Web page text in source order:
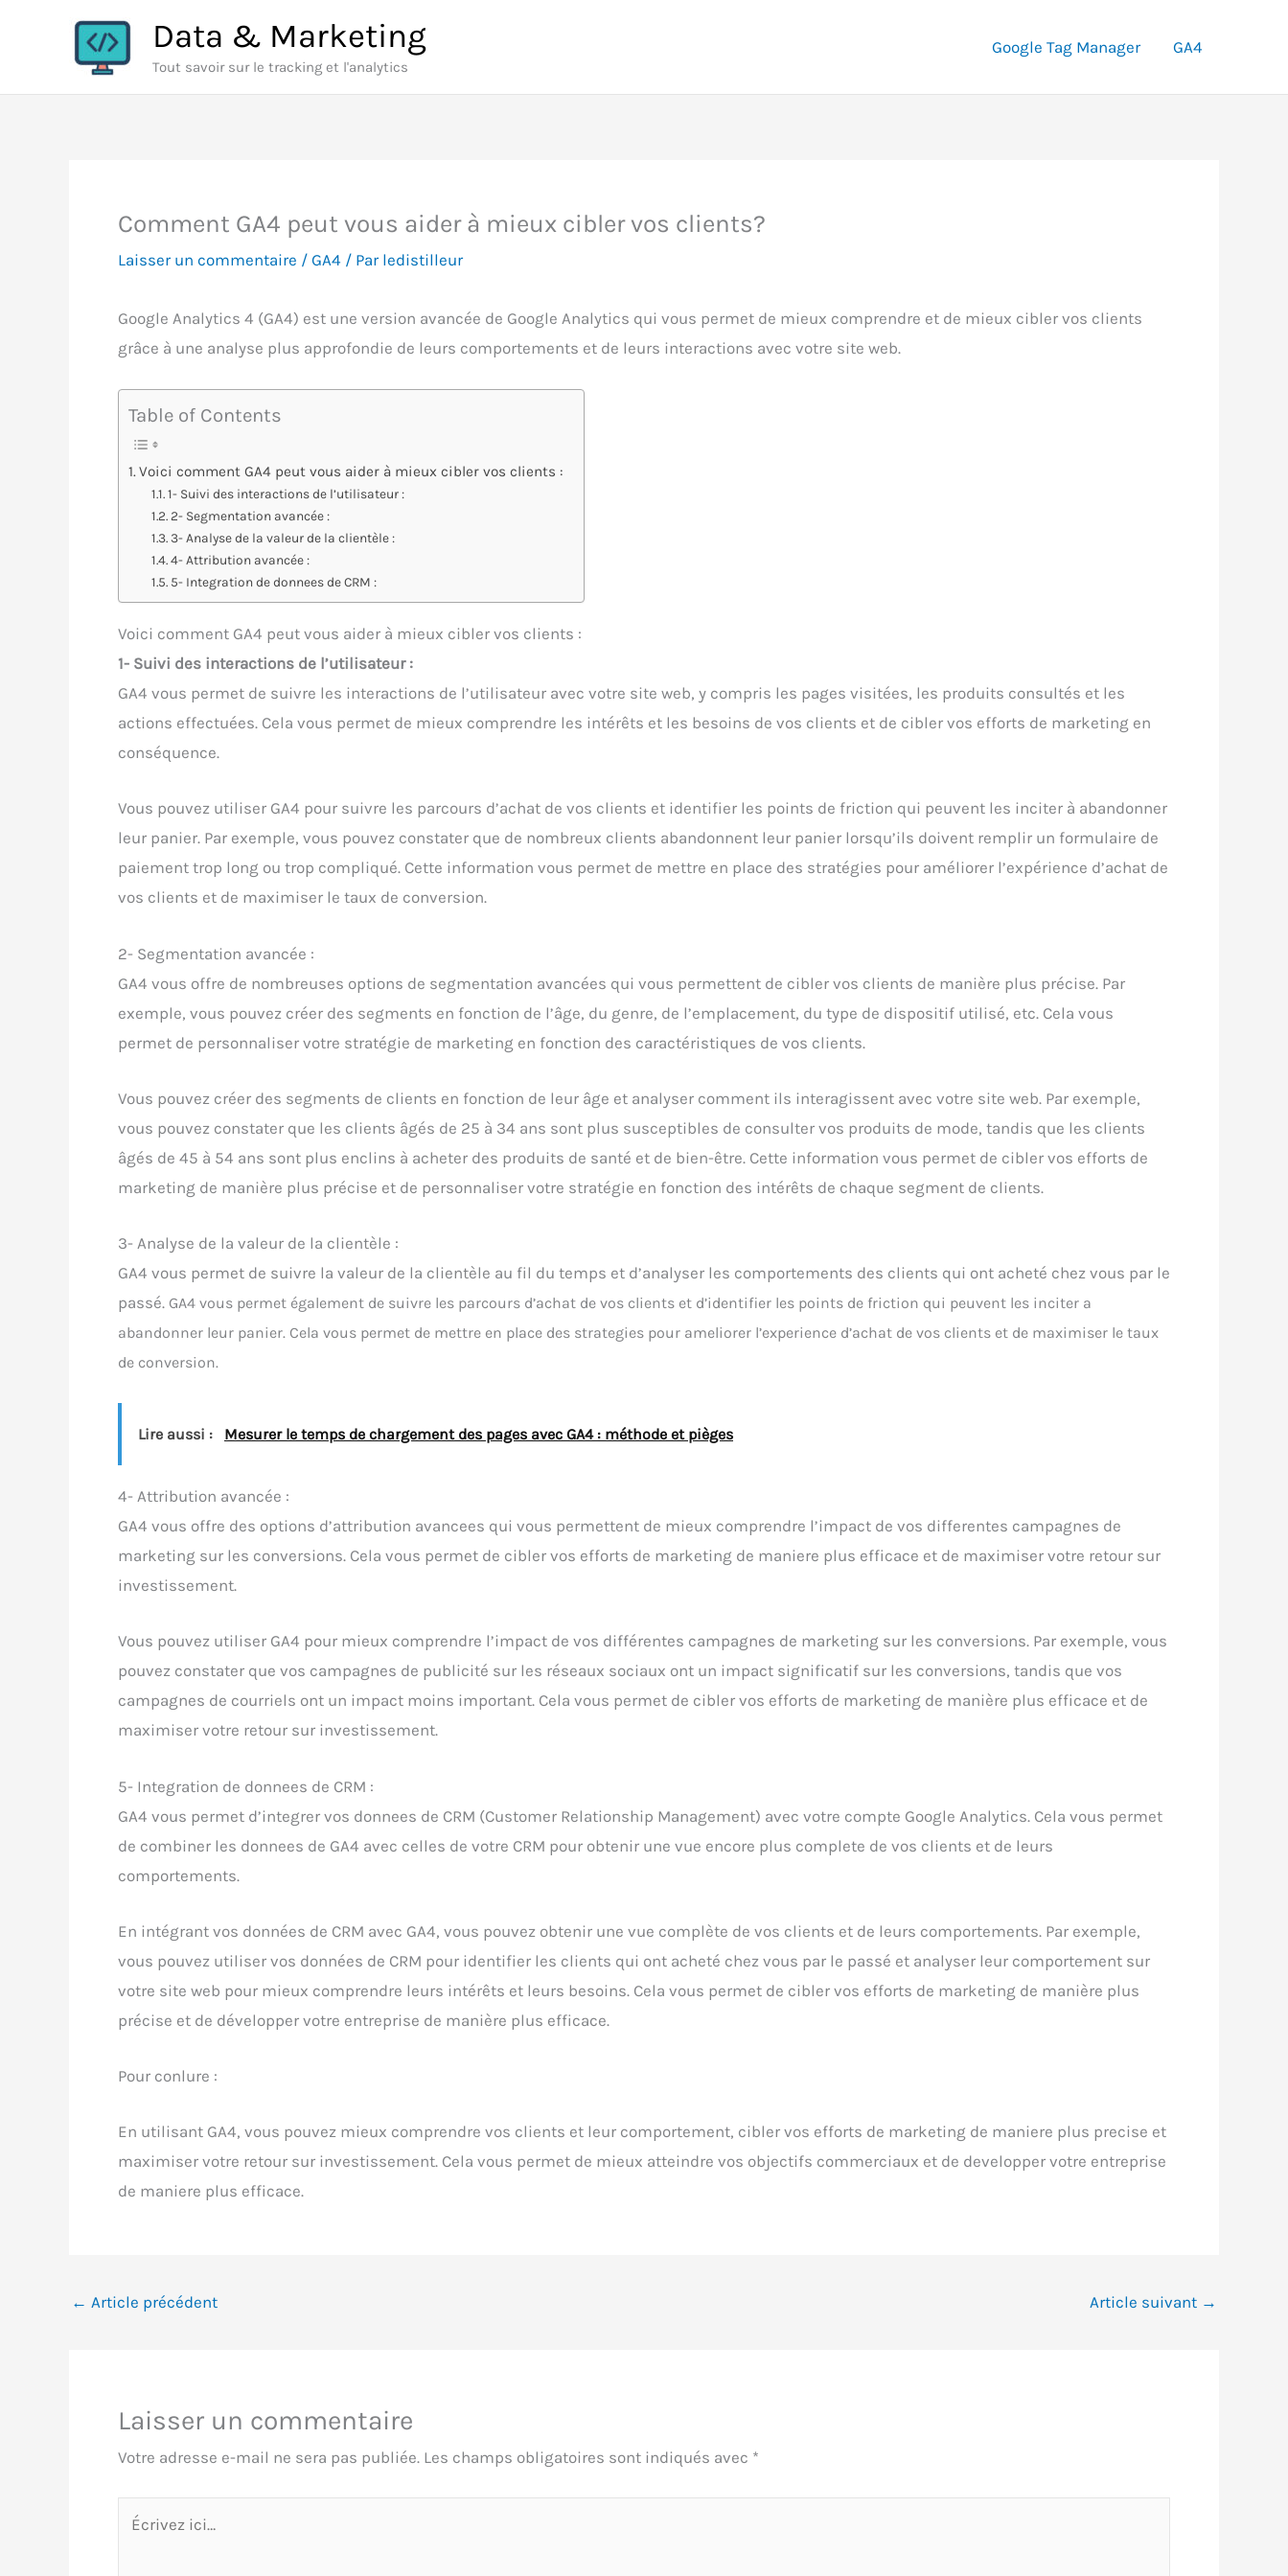
Data & Marketing
Tout savoir sur le tracking et l'analytics
Google Tag Manager GA4
Comment GA4 peut vous aider à mieux cibler vos clients?
Laisser un commentaire / GA4 / Par ledistilleur
Google Analytics 4 (GA4) est une version avancée de Google Analytics qui vous permet de mieux comprendre et de mieux cibler vos clients
grâce à une analyse plus approfondie de leurs comportements et de leurs interactions avec votre site web.
Table of Contents
Voici comment GA4 peut vous aider à mieux cibler vos clients :
1- Suivi des interactions de l’utilisateur :
2- Segmentation avancée :
3- Analyse de la valeur de la clientèle :
4- Attribution avancée :
5- Integration de donnees de CRM :
Voici comment GA4 peut vous aider à mieux cibler vos clients :
1- Suivi des interactions de l’utilisateur :
GA4 vous permet de suivre les interactions de l’utilisateur avec votre site web, y compris les pages visitées, les produits consultés et les
actions effectuées. Cela vous permet de mieux comprendre les intérêts et les besoins de vos clients et de cibler vos efforts de marketing en
conséquence.
Vous pouvez utiliser GA4 pour suivre les parcours d’achat de vos clients et identifier les points de friction qui peuvent les inciter à abandonner
leur panier. Par exemple, vous pouvez constater que de nombreux clients abandonnent leur panier lorsqu’ils doivent remplir un formulaire de
paiement trop long ou trop compliqué. Cette information vous permet de mettre en place des stratégies pour améliorer l’expérience d’achat de
vos clients et de maximiser le taux de conversion.
2- Segmentation avancée :
GA4 vous offre de nombreuses options de segmentation avancées qui vous permettent de cibler vos clients de manière plus précise. Par
exemple, vous pouvez créer des segments en fonction de l’âge, du genre, de l’emplacement, du type de dispositif utilisé, etc. Cela vous
permet de personnaliser votre stratégie de marketing en fonction des caractéristiques de vos clients.
Vous pouvez créer des segments de clients en fonction de leur âge et analyser comment ils interagissent avec votre site web. Par exemple,
vous pouvez constater que les clients âgés de 25 à 34 ans sont plus susceptibles de consulter vos produits de mode, tandis que les clients
âgés de 45 à 54 ans sont plus enclins à acheter des produits de santé et de bien-être. Cette information vous permet de cibler vos efforts de
marketing de manière plus précise et de personnaliser votre stratégie en fonction des intérêts de chaque segment de clients.
3- Analyse de la valeur de la clientèle :
GA4 vous permet de suivre la valeur de la clientèle au fil du temps et d’analyser les comportements des clients qui ont acheté chez vous par le
passé. GA4 vous permet également de suivre les parcours d’achat de vos clients et d’identifier les points de friction qui peuvent les inciter a
abandonner leur panier. Cela vous permet de mettre en place des strategies pour ameliorer l’experience d’achat de vos clients et de maximiser le taux
de conversion.
Lire aussi : Mesurer le temps de chargement des pages avec GA4 : méthode et pièges
4- Attribution avancée :
GA4 vous offre des options d’attribution avancees qui vous permettent de mieux comprendre l’impact de vos differentes campagnes de
marketing sur les conversions. Cela vous permet de cibler vos efforts de marketing de maniere plus efficace et de maximiser votre retour sur
investissement.
Vous pouvez utiliser GA4 pour mieux comprendre l’impact de vos différentes campagnes de marketing sur les conversions. Par exemple, vous
pouvez constater que vos campagnes de publicité sur les réseaux sociaux ont un impact significatif sur les conversions, tandis que vos
campagnes de courriels ont un impact moins important. Cela vous permet de cibler vos efforts de marketing de manière plus efficace et de
maximiser votre retour sur investissement.
5- Integration de donnees de CRM :
GA4 vous permet d’integrer vos donnees de CRM (Customer Relationship Management) avec votre compte Google Analytics. Cela vous permet
de combiner les donnees de GA4 avec celles de votre CRM pour obtenir une vue encore plus complete de vos clients et de leurs
comportements.
En intégrant vos données de CRM avec GA4, vous pouvez obtenir une vue complète de vos clients et de leurs comportements. Par exemple,
vous pouvez utiliser vos données de CRM pour identifier les clients qui ont acheté chez vous par le passé et analyser leur comportement sur
votre site web pour mieux comprendre leurs intérêts et leurs besoins. Cela vous permet de cibler vos efforts de marketing de manière plus
précise et de développer votre entreprise de manière plus efficace.
Pour conlure :
En utilisant GA4, vous pouvez mieux comprendre vos clients et leur comportement, cibler vos efforts de marketing de maniere plus precise et
maximiser votre retour sur investissement. Cela vous permet de mieux atteindre vos objectifs commerciaux et de developper votre entreprise
de maniere plus efficace.
← Article précédent Article suivant →
Laisser un commentaire
Votre adresse e-mail ne sera pas publiée. Les champs obligatoires sont indiqués avec *
Écrivez